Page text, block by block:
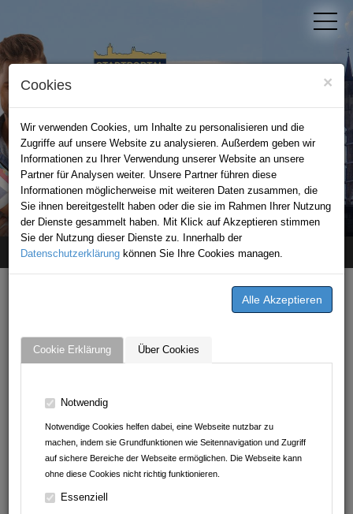
×
Cookies
Wir verwenden Cookies, um Inhalte zu personalisieren und die
Zugriffe auf unsere Website zu analysieren. Außerdem geben wir
Informationen zu Ihrer Verwendung unserer Website an unsere
Partner für Analysen weiter. Unsere Partner führen diese
Informationen möglicherweise mit weiteren Daten zusammen, die
Sie ihnen bereitgestellt haben oder die sie im Rahmen Ihrer Nutzung
der Dienste gesammelt haben. Mit Klick auf Akzeptieren stimmen
Sie der Nutzung dieser Dienste zu. Innerhalb der
Datenschutzerklärung können Sie Ihre Cookies managen.
Cookie Erklärung Über Cookies
Notwendig
Notwendige Cookies helfen dabei, eine Webseite nutzbar zu
machen, indem sie Grundfunktionen wie Seitennavigation und Zugriff
auf sichere Bereiche der Webseite ermöglichen. Die Webseite kann
ohne diese Cookies nicht richtig funktionieren.
Essenziell
STADTPORTAL BAD WIMPFEN
Home News B. Wilhelm Schwab Raumausstatter-Meisterbetrieb
NEWS VON B. WILHELM
RAUMAUSSTATTER-
GESCHRIEBEN VON
Fahrschule Florian Leichtle